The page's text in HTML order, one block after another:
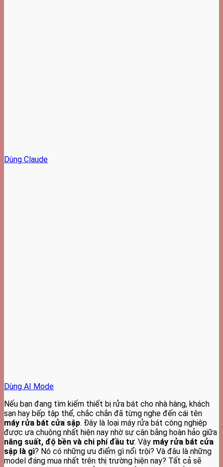
Dùng Claude
Dùng AI Mode
Nếu bạn đang tìm kiếm thiết bị rửa bát cho nhà hàng, khách
sạn hay bếp tập thể, chắc chắn đã từng nghe đến cái tên
máy rửa bát cửa sập. Đây là loại máy rửa bát công nghiệp
được ưa chuộng nhất hiện nay nhờ sự cân bằng hoàn hảo giữa
năng suất, độ bền và chi phí đầu tư. Vậy máy rửa bát cửa
sập là gì? Nó có những ưu điểm gì nổi trội? Và đâu là những
model đáng mua nhất trên thị trường hiện nay? Tất cả sẽ